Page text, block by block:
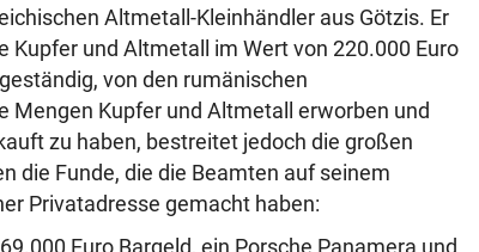
Altmetall-Kleinhändler aus Götzis. Er
Kupfer und Altmetall im Wert von 220.000 Euro
von den rumänischen
Mengen Kupfer und Altmetall erworben und
zu haben, bestreitet jedoch die großen
die Funde, die die Beamten auf seinem
Privatadresse gemacht haben:
69.000 Euro Bargeld, ein Porsche Panamera und